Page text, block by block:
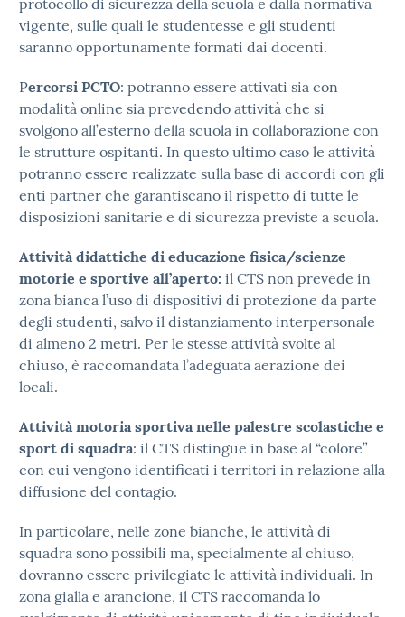
protocollo di sicurezza della scuola e dalla normativa
vigente, sulle quali le studentesse e gli studenti
saranno opportunamente formati dai docenti.
Percorsi PCTO: potranno essere attivati sia con
modalità online sia prevedendo attività che si
svolgono all’esterno della scuola in collaborazione con
le strutture ospitanti. In questo ultimo caso le attività
potranno essere realizzate sulla base di accordi con gli
enti partner che garantiscano il rispetto di tutte le
disposizioni sanitarie e di sicurezza previste a scuola.
Attività didattiche di educazione fisica/scienze
motorie e sportive all’aperto: il CTS non prevede in
zona bianca l’uso di dispositivi di protezione da parte
degli studenti, salvo il distanziamento interpersonale
di almeno 2 metri. Per le stesse attività svolte al
chiuso, è raccomandata l’adeguata aerazione dei
locali.
Attività motoria sportiva nelle palestre scolastiche e
sport di squadra: il CTS distingue in base al “colore”
con cui vengono identificati i territori in relazione alla
diffusione del contagio.
In particolare, nelle zone bianche, le attività di
squadra sono possibili ma, specialmente al chiuso,
dovranno essere privilegiate le attività individuali. In
zona gialla e arancione, il CTS raccomanda lo